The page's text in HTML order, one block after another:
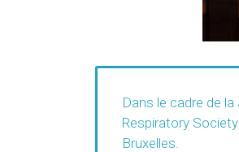
Dans le cadre de
Respiratory
Bruxelles.